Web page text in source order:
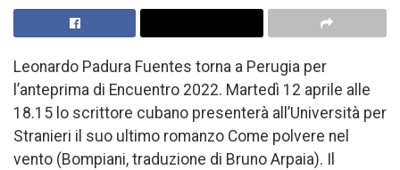
Leonardo Padura Fuentes torna a Perugia per
l’anteprima di Encuentro 2022. Martedì 12 aprile alle
18.15 lo scrittore cubano presenterà all’Università per
Stranieri il suo ultimo romanzo Come polvere nel
vento (Bompiani, traduzione di Bruno Arpaia). Il